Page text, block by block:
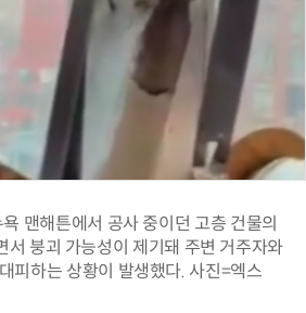
맨해튼에서 공사 중이던 고층 건물의
서 붕괴 가능성이 제기돼 주변 거주자와
피하는 상황이 발생했다. 사진=엑스